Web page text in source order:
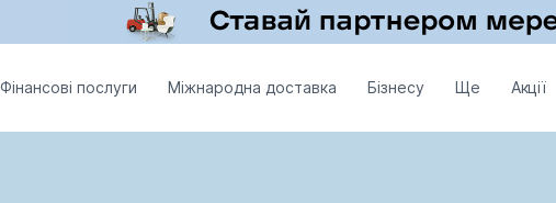
Фінансові послуги Міжнародна доставка Бізнесу Ще Акції